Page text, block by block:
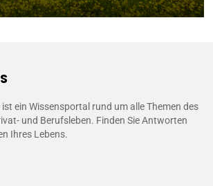
ein Wissensportal rund um alle Themen des
und Berufsleben. Finden Sie Antworten
Ihres Lebens.